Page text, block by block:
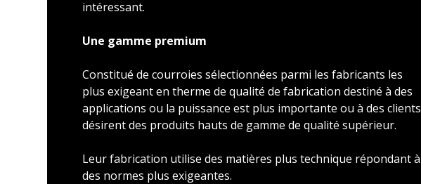
intéressant.
Une gamme premium
Constitué de courroies sélectionnées parmi les fabricants les
plus exigeant en therme de qualité de fabrication destiné à des
applications ou la puissance est plus importante ou à des clients
désirent des produits hauts de gamme de qualité supérieur.
Leur fabrication utilise des matières plus technique répondant à
des normes plus exigeantes.